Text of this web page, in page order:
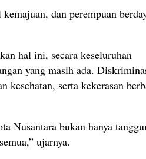
dan perempuan
hal ini, secara keseluruhan
yang masih ada.
kesehatan, serta kekerasan
Nusantara bukan hanya
ujarnya.